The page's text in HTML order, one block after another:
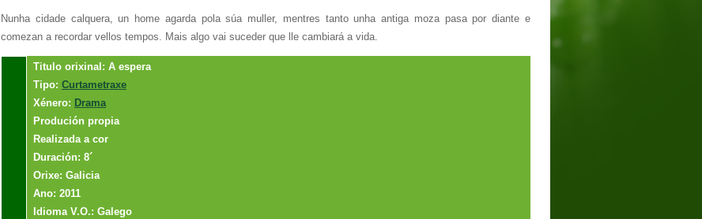
Nunha cidade calquera, un home agarda pola súa muller, mentres tanto unha antiga moza pasa por diante e
comezan a recordar vellos tempos. Mais algo vai suceder que lle cambiará a vida.
Titulo orixinal: A espera
Tipo: Curtametraxe
Xénero: Drama
Produción propia
Realizada a cor
Duración: 8´
Orixe: Galicia
Ano: 2011
Idioma V.O.: Galego